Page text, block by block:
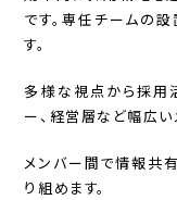
です。専任チームの
す。
多様な視点から採用
ー、経営層など幅広い
メンバー間で情報共
り組めます。